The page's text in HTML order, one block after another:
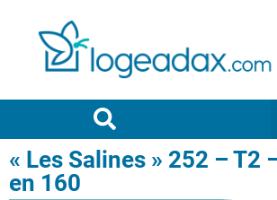
« Les Salines » 252 – T2
en 160